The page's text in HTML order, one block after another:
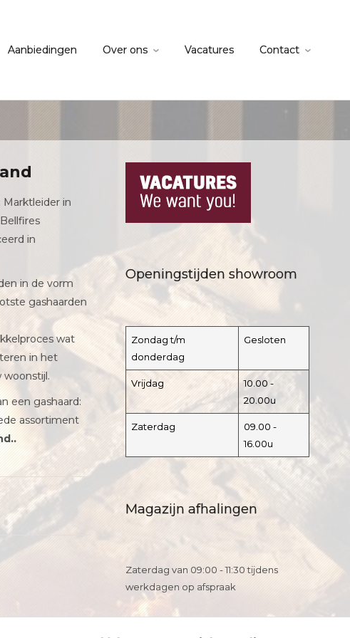
Aanbiedingen Over ons Vacatures Contact
Marktleider in
in
in de vorm
gashaarden
wat
in het
een gashaard:
assortiment
Openingstijden showroom
Zondag t/m
donderdag
Gesloten
Vrijdag
10.00 -
20.00u
Zaterdag
09.00 -
16.00u
Magazijn afhalingen
Zaterdag van 09:00 - 11:30 tijdens
werkdagen op afspraak